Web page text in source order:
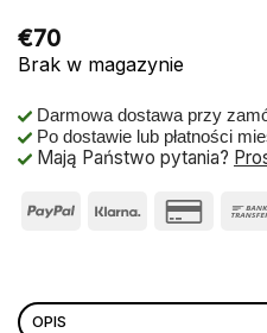
€70
Brak w magazynie
Darmowa dostawa przy
Po dostawie lub płatności
Mają Państwo pytania?
OPIS